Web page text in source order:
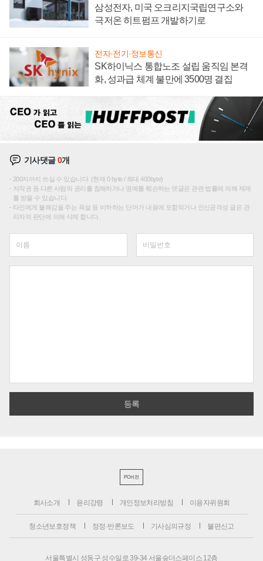
삼성전자, 미국 오크리지국립연구소와
극저온 히트펌프 개발하기로
전자·전기·정보통신
SK하이닉스 통합노조 설립 움직임 본격
화, 성과급 체계 불만에 3500명 결집
기사댓글0개
200자까지 쓰실 수 있습니다. (현재 0 byte / 최대 400byte)
저작권 등 다른 사람의 권리를 침해하거나 명예를 훼손하는 댓글은 관련 법률에 의해 제재
를 받을 수 있습니다.
타인에게 불쾌감을 주는 욕설 등 비하하는 단어가 내용에 포함되거나 인신공격성 글은 관
리자의 판단에 의해 삭제 합니다.
PC버전
회사소개 윤리강령 개인정보처리방침 이용자위원회
청소년보호정책 정정·반론보도 기사심의규정 불편신고
서울특별시 성동구 성수일로 39-34 서울숲더스페이스 12층